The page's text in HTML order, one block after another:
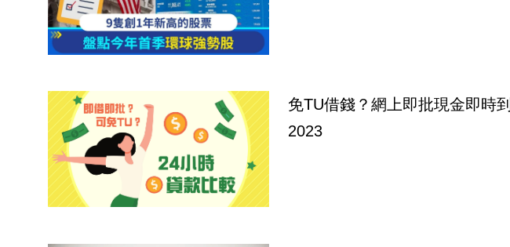
免TU借錢？網上即批現金即時
2023